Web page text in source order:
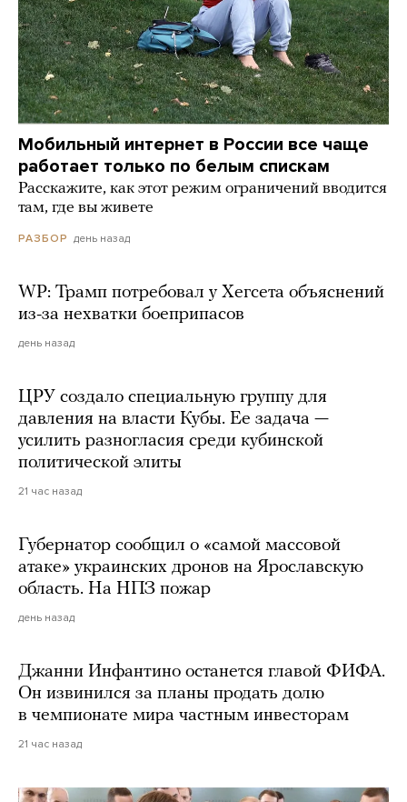
Мобильный интернет в России все чаще
работает только по белым спискам
Расскажите, как этот режим ограничений вводится
там, где вы живете
РАЗБОР день назад
WP: Трамп потребовал у Хегсета объяснений
из-за нехватки боеприпасов
день назад
ЦРУ создало специальную группу для
давления на власти Кубы. Ее задача —
усилить разногласия среди кубинской
политической элиты
21 час назад
Губернатор сообщил о «самой массовой
атаке» украинских дронов на Ярославскую
область. На НПЗ пожар
день назад
Джанни Инфантино останется главой ФИФА.
Он извинился за планы продать долю
в чемпионате мира частным инвесторам
21 час назад